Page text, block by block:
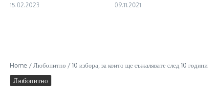
15.02.2023 09.11.2021
Home /Любопитно /10 избора, за които ще съжалявате след 10 години
Любопитно